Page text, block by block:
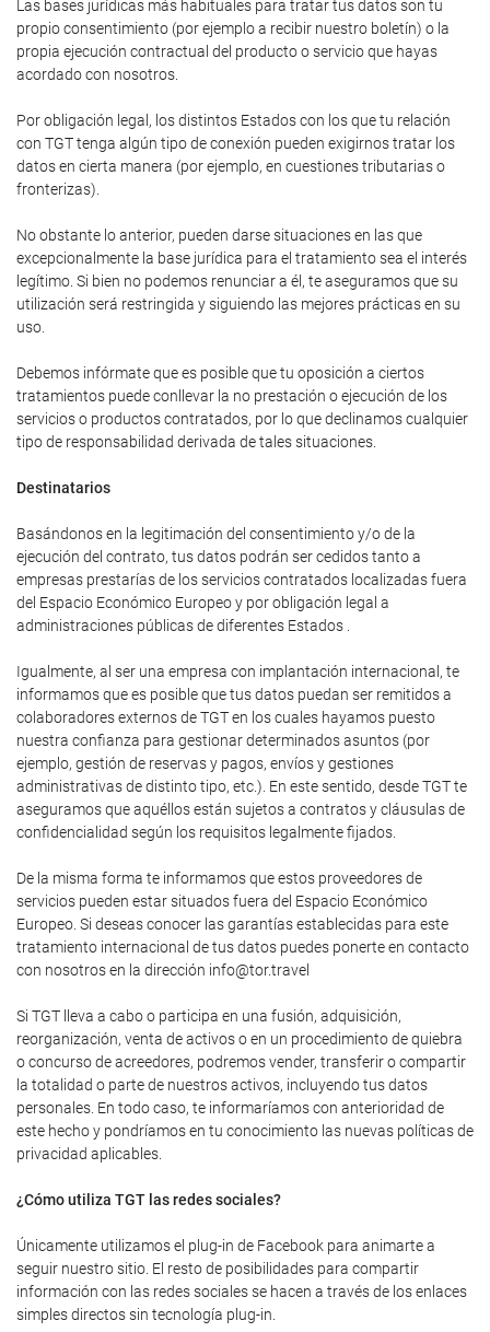
Las bases jurídicas más habituales para tratar tus datos son tu
propio consentimiento (por ejemplo a recibir nuestro boletín) o la
propia ejecución contractual del producto o servicio que hayas
acordado con nosotros.
Por obligación legal, los distintos Estados con los que tu relación
con TGT tenga algún tipo de conexión pueden exigirnos tratar los
datos en cierta manera (por ejemplo, en cuestiones tributarias o
fronterizas).
No obstante lo anterior, pueden darse situaciones en las que
excepcionalmente la base jurídica para el tratamiento sea el interés
legítimo. Si bien no podemos renunciar a él, te aseguramos que su
utilización será restringida y siguiendo las mejores prácticas en su
uso.
Debemos infórmate que es posible que tu oposición a ciertos
tratamientos puede conllevar la no prestación o ejecución de los
servicios o productos contratados, por lo que declinamos cualquier
tipo de responsabilidad derivada de tales situaciones.
Destinatarios
Basándonos en la legitimación del consentimiento y/o de la
ejecución del contrato, tus datos podrán ser cedidos tanto a
empresas prestarías de los servicios contratados localizadas fuera
del Espacio Económico Europeo y por obligación legal a
administraciones públicas de diferentes Estados .
Igualmente, al ser una empresa con implantación internacional, te
informamos que es posible que tus datos puedan ser remitidos a
colaboradores externos de TGT en los cuales hayamos puesto
nuestra confianza para gestionar determinados asuntos (por
ejemplo, gestión de reservas y pagos, envíos y gestiones
administrativas de distinto tipo, etc.). En este sentido, desde TGT te
aseguramos que aquéllos están sujetos a contratos y cláusulas de
confidencialidad según los requisitos legalmente fijados.
De la misma forma te informamos que estos proveedores de
servicios pueden estar situados fuera del Espacio Económico
Europeo. Si deseas conocer las garantías establecidas para este
tratamiento internacional de tus datos puedes ponerte en contacto
con nosotros en la dirección info@tor.travel
Si TGT lleva a cabo o participa en una fusión, adquisición,
reorganización, venta de activos o en un procedimiento de quiebra
o concurso de acreedores, podremos vender, transferir o compartir
la totalidad o parte de nuestros activos, incluyendo tus datos
personales. En todo caso, te informaríamos con anterioridad de
este hecho y pondríamos en tu conocimiento las nuevas políticas de
privacidad aplicables.
¿Cómo utiliza TGT las redes sociales?
Únicamente utilizamos el plug-in de Facebook para animarte a
seguir nuestro sitio. El resto de posibilidades para compartir
información con las redes sociales se hacen a través de los enlaces
simples directos sin tecnología plug-in.